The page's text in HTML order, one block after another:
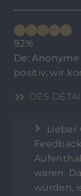
92%
De: Anonyme
positiv, wir
DES
Lieber
waren.
würden,